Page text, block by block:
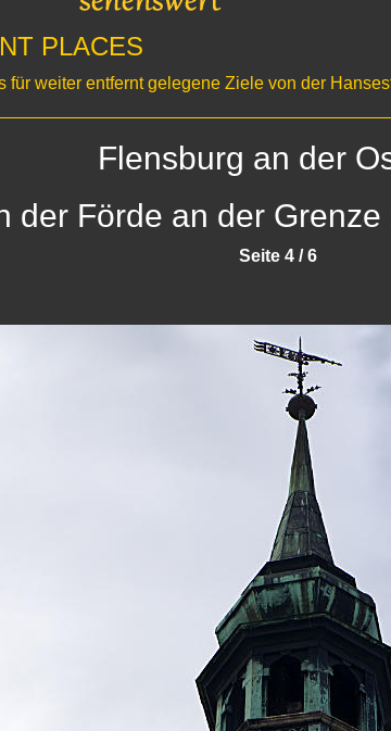
PLACES
für weiter entfernt gelegene Ziele von der
Flensburg an der
der Förde an der
Seite 4 / 6